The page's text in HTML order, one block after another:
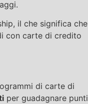
il che significa che
con carte di credito
di carte di
per guadagnare punti